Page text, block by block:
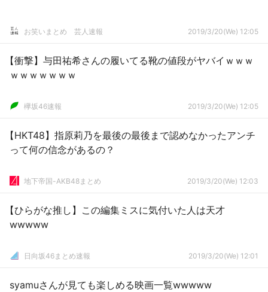
お笑いまとめ 芸人速報 2019/3/20(We) 12:05
【衝撃】与田祐希さんの履いてる靴の値段がヤバイｗｗｗ
ｗｗｗｗｗｗｗ
欅坂46速報 2019/3/20(We) 12:05
【HKT48】指原莉乃を最後の最後まで認めなかったアンチ
って何の信念があるの？
地下帝国-AKB48まとめ 2019/3/20(We) 12:03
【ひらがな推し】この編集ミスに気付いた人は天才
wwwww
日向坂46まとめ速報 2019/3/20(We) 12:01
syamuさんが見ても楽しめる映画一覧wwwww